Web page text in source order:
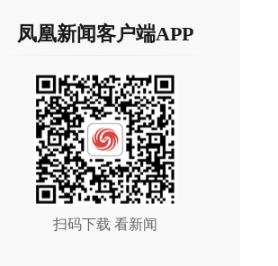
凤凰新闻客户端APP
扫码下载 看新闻